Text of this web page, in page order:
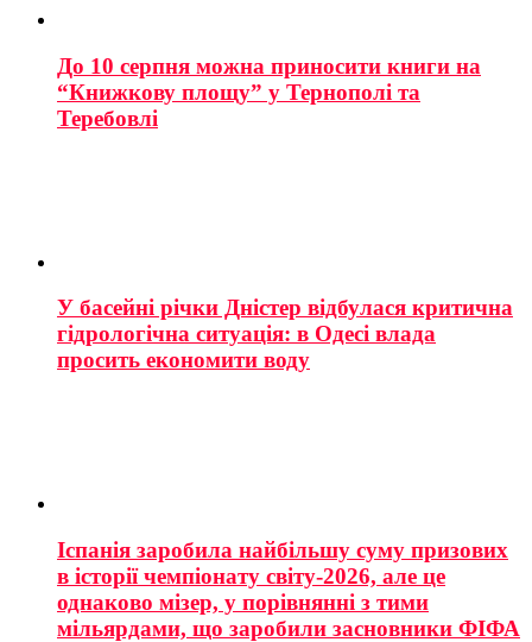
До 10 серпня можна приносити книги на
“Книжкову площу” у Тернополі та
Теребовлі
У басейні річки Дністер відбулася критична
гідрологічна ситуація: в Одесі влада
просить економити воду
Іспанія заробила найбільшу суму призових
в історії чемпіонату світу-2026, але це
однаково мізер, у порівнянні з тими
мільярдами, що заробили засновники ФІФА